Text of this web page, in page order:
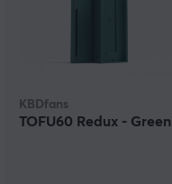
KBDfans
TOFU60 Redux - Green